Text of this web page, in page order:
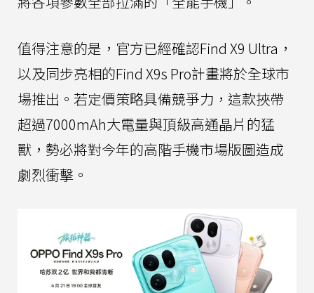
值得注意的是，官方已經確認Find X9 Ultra，
以及同步亮相的Find X9s Pro計畫將於全球市
場推出。若定價策略具備競爭力，這款挾帶
超過7000mAh大電量與頂級高通晶片的猛
獸，勢必將對今年的高階手機市場版圖造成
劇烈衝擊。